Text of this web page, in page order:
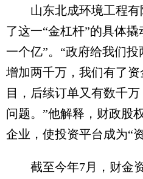
山东北成环境工程有
了这一“金杠杆”的具体
一个亿”。“政府给我们
增加两千万，我们有了
目，后续订单又有数千
问题。”他解释，财政股
企业，使投资平台成为“
截至今年7月，财金资